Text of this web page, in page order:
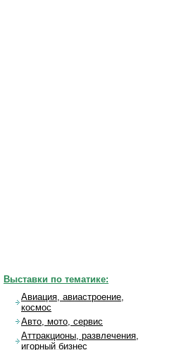
Выставки по тематике:
Авиация, авиастроение,
космос
Авто, мото, сервис
Аттракционы, развлечения,
игорный бизнес